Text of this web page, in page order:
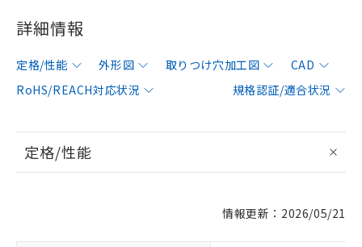
詳細情報
定格/性能 外形図 取りつけ穴加工図
CAD
RoHS/REACH対応状況
規格認証/適合状況
定格/性能
情報更新：2026/05/21